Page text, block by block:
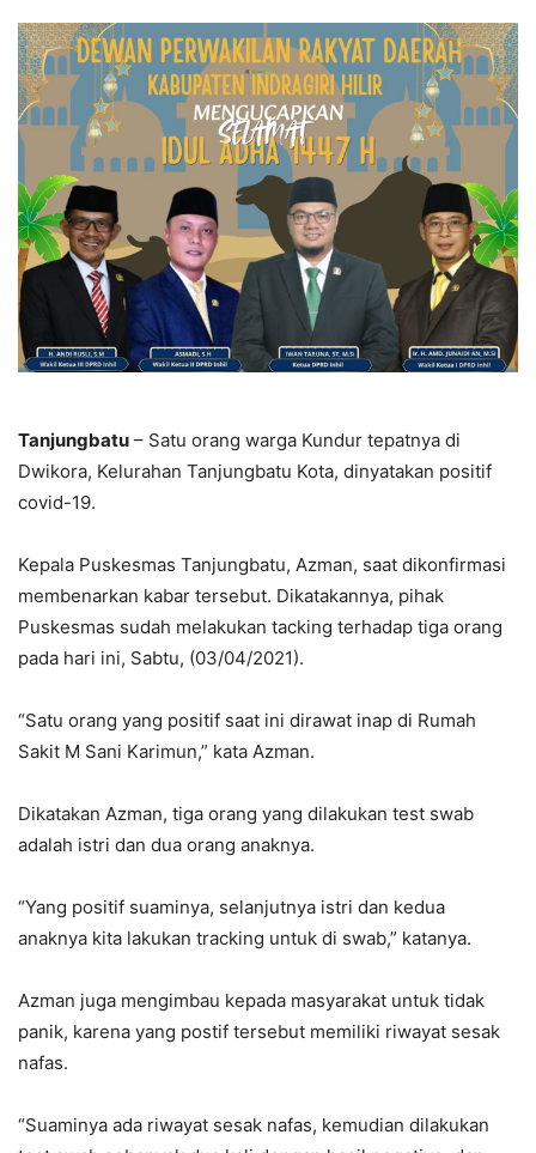
Tanjungbatu – Satu orang warga Kundur tepatnya di
Dwikora, Kelurahan Tanjungbatu Kota, dinyatakan positif
covid-19.
Kepala Puskesmas Tanjungbatu, Azman, saat dikonfirmasi
membenarkan kabar tersebut. Dikatakannya, pihak
Puskesmas sudah melakukan tacking terhadap tiga orang
pada hari ini, Sabtu, (03/04/2021).
“Satu orang yang positif saat ini dirawat inap di Rumah
Sakit M Sani Karimun,” kata Azman.
Dikatakan Azman, tiga orang yang dilakukan test swab
adalah istri dan dua orang anaknya.
“Yang positif suaminya, selanjutnya istri dan kedua
anaknya kita lakukan tracking untuk di swab,” katanya.
Azman juga mengimbau kepada masyarakat untuk tidak
panik, karena yang postif tersebut memiliki riwayat sesak
nafas.
“Suaminya ada riwayat sesak nafas, kemudian dilakukan